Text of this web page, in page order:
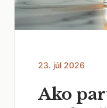
23. júl 2026
Ako